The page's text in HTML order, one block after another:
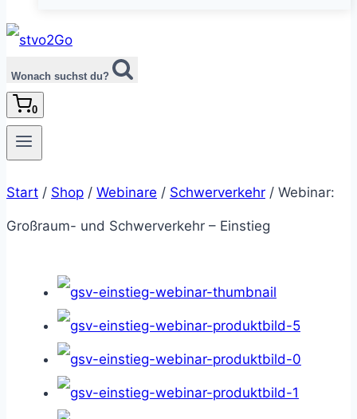
Wonach suchst du?
0
Start / Shop / Webinare / Schwerverkehr / Webinar:
Großraum- und Schwerverkehr – Einstieg